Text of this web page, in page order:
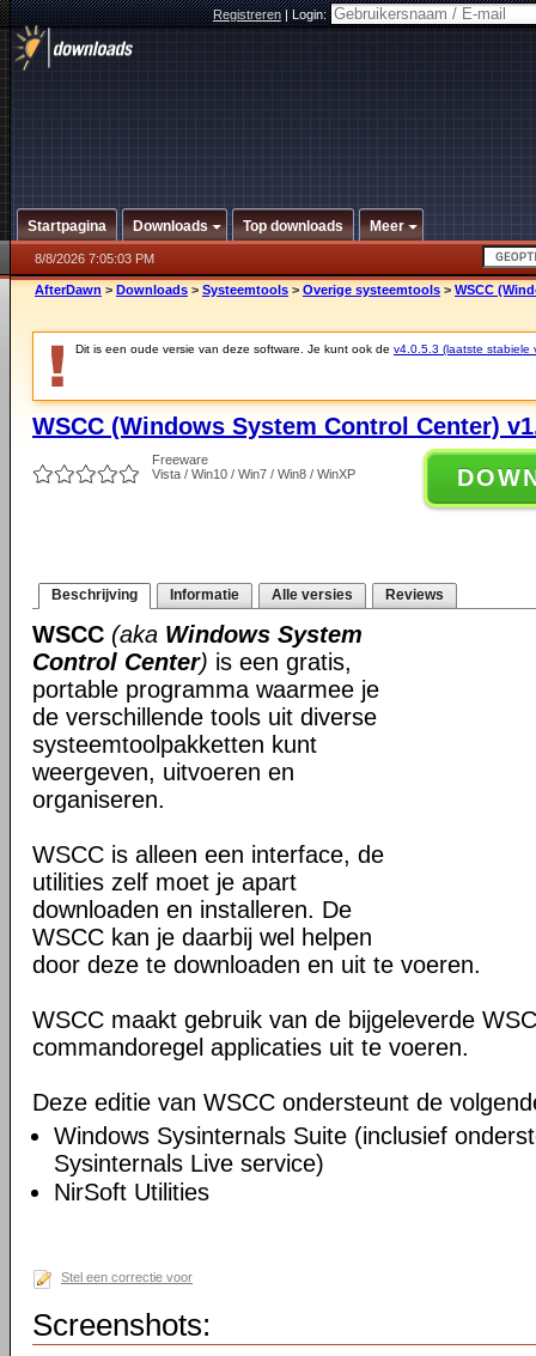
Registreren|Login:
Startpagina Downloads Top downloads Meer
8/8/2026 7:05:03 PM
AfterDawn > Downloads > Systeemtools > Overige systeemtools > WSCC
Dit is een oude versie van deze software. Je kunt ook de v4.0.5.3 (laatste stabiele
WSCC (Windows System Control Center)
Freeware
Vista / Win10 / Win7 / Win8 / WinXP
Beschrijving Informatie Alle versies Reviews
WSCC (aka Windows System
Control Center) is een gratis,
portable programma waarmee je
de verschillende tools uit diverse
systeemtoolpakketten kunt
weergeven, uitvoeren en
organiseren.
WSCC is alleen een interface, de
utilities zelf moet je apart
downloaden en installeren. De
WSCC kan je daarbij wel helpen
door deze te downloaden en uit te voeren.
WSCC maakt gebruik van de bijgeleverde
commandoregel applicaties uit te voeren.
Deze editie van WSCC ondersteunt de
Windows Sysinternals Suite (inclusief
Sysinternals Live service)
NirSoft Utilities
Stel een correctie voor
Screenshots: